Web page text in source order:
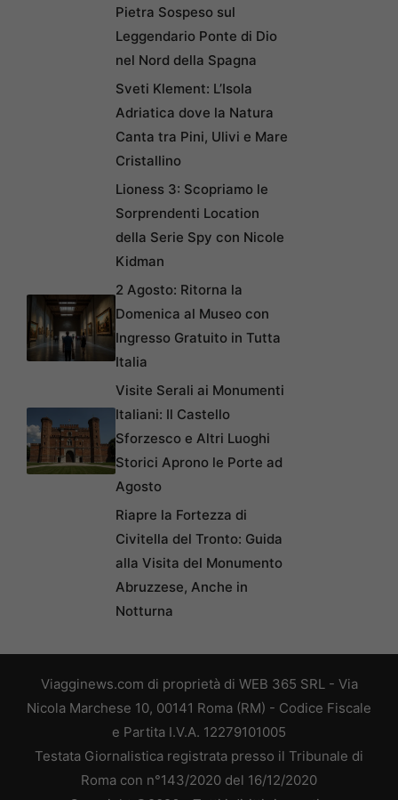
Pietra Sospeso sul
Leggendario Ponte di Dio
nel Nord della Spagna
Sveti Klement: L’Isola
Adriatica dove la Natura
Canta tra Pini, Ulivi e Mare
Cristallino
Lioness 3: Scopriamo le
Sorprendenti Location
della Serie Spy con Nicole
Kidman
2 Agosto: Ritorna la
Domenica al Museo con
Ingresso Gratuito in Tutta
Italia
Visite Serali ai Monumenti
Italiani: Il Castello
Sforzesco e Altri Luoghi
Storici Aprono le Porte ad
Agosto
Riapre la Fortezza di
Civitella del Tronto: Guida
alla Visita del Monumento
Abruzzese, Anche in
Notturna
Viagginews.com di proprietà di WEB 365 SRL - Via
Nicola Marchese 10, 00141 Roma (RM) - Codice Fiscale
e Partita I.V.A. 12279101005
Testata Giornalistica registrata presso il Tribunale di
Roma con n°143/2020 del 16/12/2020